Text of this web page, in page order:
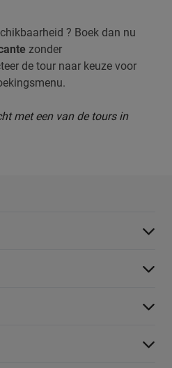
? Boek dan nu
zonder
de tour naar keuze voor
met een van de tours in